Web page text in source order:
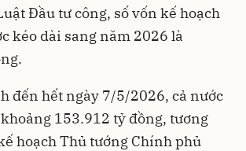
Đầu tư công, số vốn kế hoạch
kéo dài sang năm 2026 là
đến hết ngày 7/5/2026, cả nước
153.912 tỷ đồng, tương
hoạch Thủ tướng Chính phủ